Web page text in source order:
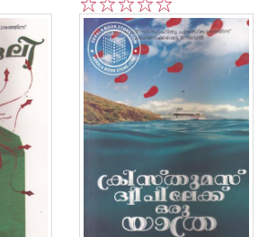
5
4
3
2
1